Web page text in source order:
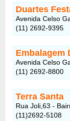
Duartes
Avenida Celso
(11) 2692-9395
Embalagem
Avenida Celso
(11) 2692-8800
Terra Santa
Rua Joli,63 -
(11)2692-5108